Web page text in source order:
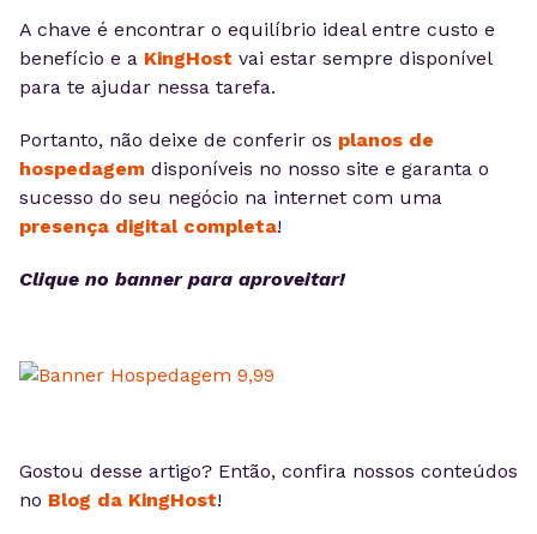
A chave é encontrar o equilíbrio ideal entre custo e
benefício e a KingHost vai estar sempre disponível
para te ajudar nessa tarefa.
Portanto, não deixe de conferir os planos de
hospedagem disponíveis no nosso site e garanta o
sucesso do seu negócio na internet com uma
presença digital completa!
Clique no banner para aproveitar!
Gostou desse artigo? Então, confira nossos conteúdos
no Blog da KingHost!